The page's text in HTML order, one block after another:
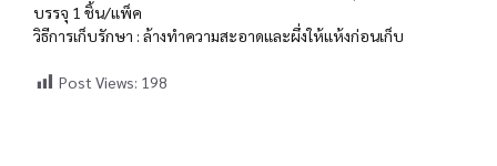
บรรจุ 1 ชิ้น/แพ็ค
วิธีการเก็บรักษา : ล้างทำความสะอาดและผึ่งให้แห้งก่อนเก็บ
Post Views: 198